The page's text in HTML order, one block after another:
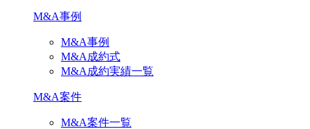
M&A事例
M&A事例
M&A成約式
M&A成約実績一覧
M&A案件
M&A案件一覧